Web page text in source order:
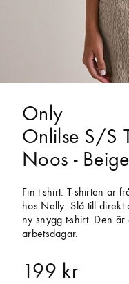
Only
Onlilse S/S
Noos - Beige
Fin t-shirt. T-shirten är
hos Nelly. Slå till direkt
ny snygg t-shirt. Den
arbetsdagar.
199 kr